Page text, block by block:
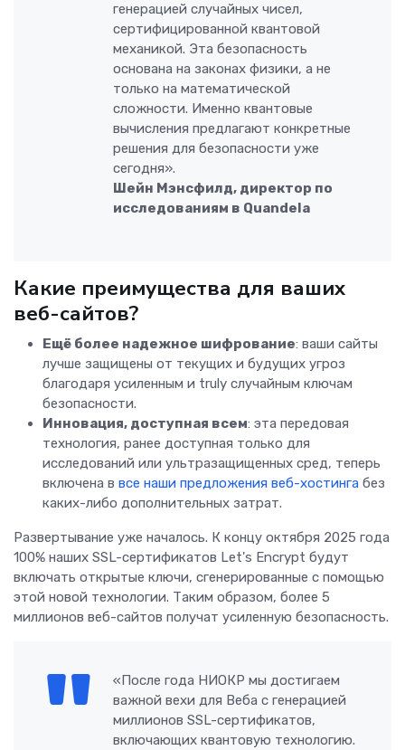
генерацией случайных чисел,
сертифицированной квантовой
механикой. Эта безопасность
основана на законах физики, а не
только на математической
сложности. Именно квантовые
вычисления предлагают конкретные
решения для безопасности уже
сегодня».
Шейн Мэнсфилд, директор по
исследованиям в Quandela
Какие преимущества для ваших
веб-сайтов?
Ещё более надежное шифрование: ваши сайты
лучше защищены от текущих и будущих угроз
благодаря усиленным и truly случайным ключам
безопасности.
Инновация, доступная всем: эта передовая
технология, ранее доступная только для
исследований или ультразащищенных сред, теперь
включена в все наши предложения веб-хостинга без
каких-либо дополнительных затрат.
Развертывание уже началось. К концу октября 2025 года
100% наших SSL-сертификатов Let's Encrypt будут
включать открытые ключи, сгенерированные с помощью
этой новой технологии. Таким образом, более 5
миллионов веб-сайтов получат усиленную безопасность.
«После года НИОКР мы достигаем
важной вехи для Веба с генерацией
миллионов SSL-сертификатов,
включающих квантовую технологию.